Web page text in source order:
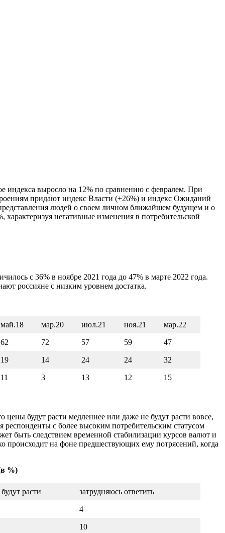
индекса выросло на 12% по сравнению с февралем. При
придают индекс Власти (+26%) и индекс Ожиданий
людей о своем личном ближайшем будущем и о
негативные изменения в потребительской
с 36% в ноябре 2021 года до 47% в марте 2022 года.
россияне с низким уровнем достатка.
май.18 мар.20 июл.21 ноя.21 мар.22
62 72 57 59 47
19 14 24 24 32
11 3 13 12 15
будут расти медленнее или даже не будут расти вовсе,
с более высоким потребительским статусом
быть следствием временной стабилизации курсов валют и
происходит на фоне предшествующих ему потрясений, когда
%)
расти затрудняюсь ответить
4
10